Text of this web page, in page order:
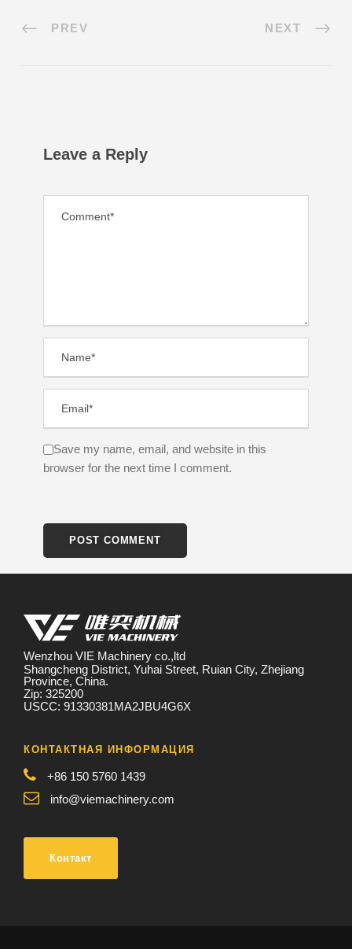
PREV NEXT
Leave a Reply
Save my name, email, and website in this
browser for the next time I comment.
Wenzhou VIE Machinery co.,ltd
Shangcheng District, Yuhai Street, Ruian City, Zhejiang
Province, China.
Zip: 325200
USCC: 91330381MA2JBU4G6X
КОНТАКТНАЯ ИНФОРМАЦИЯ
+86 150 5760 1439
info@viemachinery.com
Контакт